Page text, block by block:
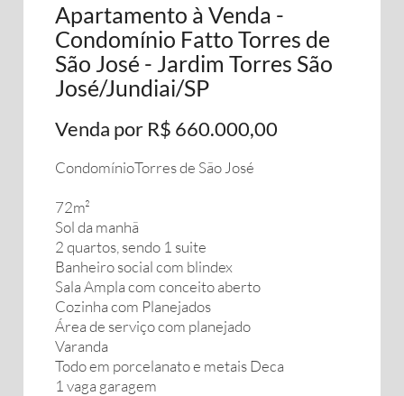
Apartamento à Venda -
Condomínio Fatto Torres de
São José - Jardim Torres São
José/Jundiai/SP
Venda por R$ 660.000,00
CondomínioTorres de São José
72m²
Sol da manhã
2 quartos, sendo 1 suite
Banheiro social com blindex
Sala Ampla com conceito aberto
Cozinha com Planejados
Área de serviço com planejado
Varanda
Todo em porcelanato e metais Deca
1 vaga garagem